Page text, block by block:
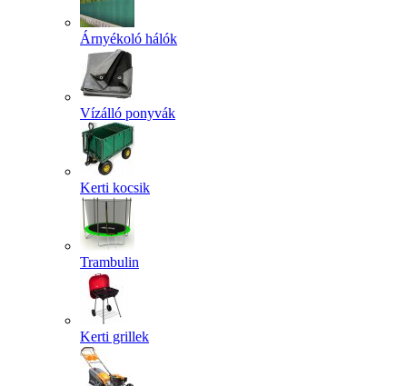
Árnyékoló hálók
Vízálló ponyvák
Kerti kocsik
Trambulin
Kerti grillek